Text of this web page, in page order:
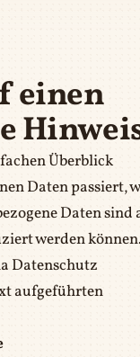
einen
Überblick
Daten passiert,
Daten sind
werden
Datenschutz
aufgeführten